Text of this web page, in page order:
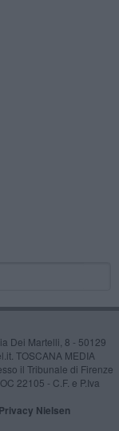
Dei Martelli, 8 - 50129
TOSCANA MEDIA
il Tribunale di Firenze
22105 - C.F. e P.Iva
Privacy Nielsen